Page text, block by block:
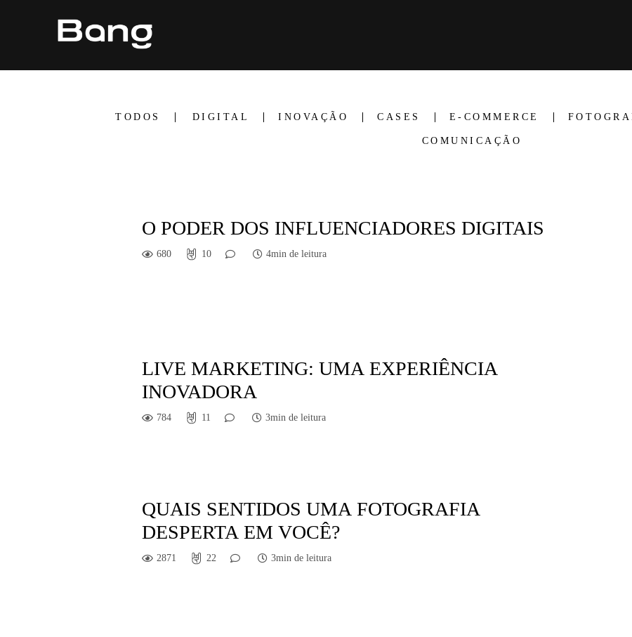
TODOS DIGITAL INOVAÇÃO CASES E-COMMERCE
COMUNICAÇÃO
O PODER DOS INFLUENCIADORES DIGITAIS
680 10 4min de leitura
LIVE MARKETING: UMA EXPERIÊNCIA
INOVADORA
784 11 3min de leitura
QUAIS SENTIDOS UMA FOTOGRAFIA
DESPERTA EM VOCÊ?
2871 22 3min de leitura